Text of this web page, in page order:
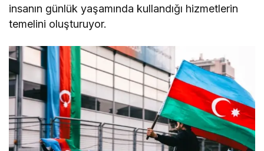
insanın günlük yaşamında kullandığı hizmetlerin
temelini oluşturuyor.